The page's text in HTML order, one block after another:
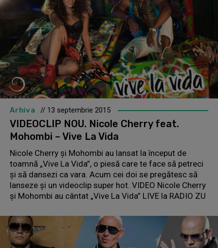
Arhiva // 13 septembrie 2015
VIDEOCLIP NOU. Nicole Cherry feat.
Mohombi – Vive La Vida
Nicole Cherry şi Mohombi au lansat la început de
toamnă „Vive La Vida”, o piesă care te face să petreci
şi să dansezi ca vara. Acum cei doi se pregătesc să
lanseze şi un videoclip super hot. VIDEO Nicole Cherry
şi Mohombi au cântat „Vive La Vida” LIVE la RADIO ZU